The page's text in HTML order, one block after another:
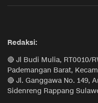
Redaksi:
🔴 Jl Budi Mulia, RT0010/
Pademangan Barat,
🔴 Jl. Ganggawa No. 149,
Sidenreng Rappang